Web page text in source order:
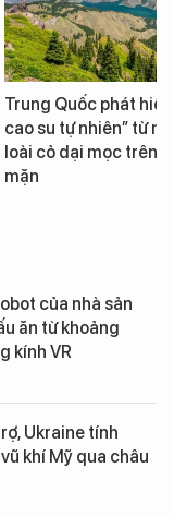
Trung Quốc phát hiện
cao su tự nhiên” từ
loài cỏ dại mọc trên
mặn
của nhà sản
ăn từ khoảng
kính VR
Ukraine tính
khí Mỹ qua châu